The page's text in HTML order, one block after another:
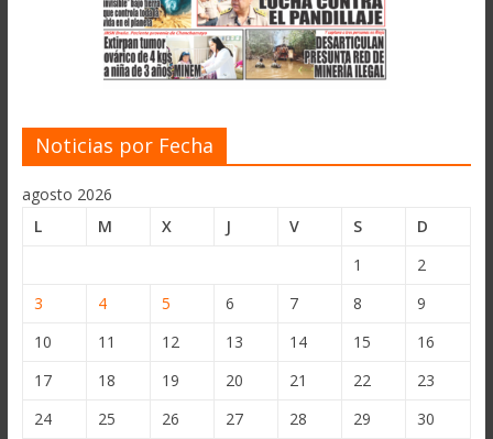
Noticias por Fecha
agosto 2026
L
M X J V S
D
1
2
3
4 5 6 7 8
9
10
11 12 13 14 15
16
17
18 19 20 21 22
23
24
25 26 27 28 29
30